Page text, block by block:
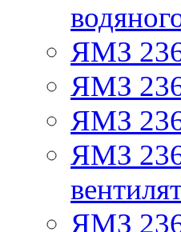
ЯМЗ
ЯМЗ 236
ЯМЗ
ЯМЗ 236
ЯМЗ 236